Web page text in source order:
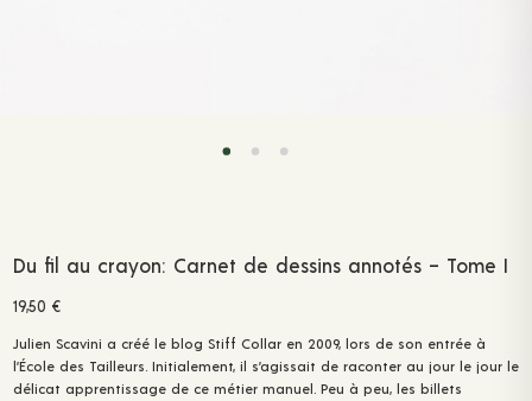
Du fil au crayon: Carnet de dessins annotés – Tome I
19,50 €
Julien Scavini a créé le blog Stiff Collar en 2009, lors de son entrée à
l’École des Tailleurs. Initialement, il s’agissait de raconter au jour le jour le
délicat apprentissage de ce métier manuel. Peu à peu, les billets